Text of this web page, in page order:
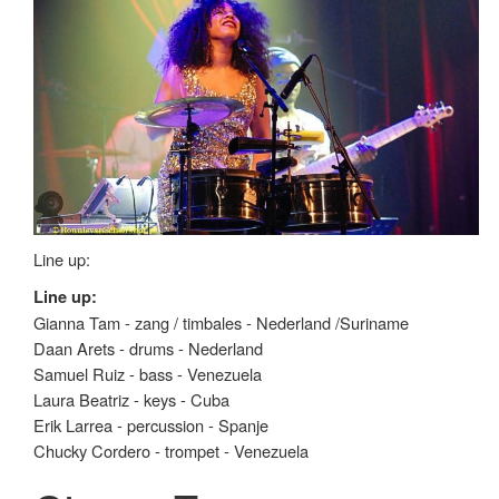
Line up:
Line up:
Gianna Tam - zang / timbales - Nederland /Suriname
Daan Arets - drums - Nederland
Samuel Ruiz - bass - Venezuela
Laura Beatriz - keys - Cuba
Erik Larrea - percussion - Spanje
Chucky Cordero - trompet - Venezuela